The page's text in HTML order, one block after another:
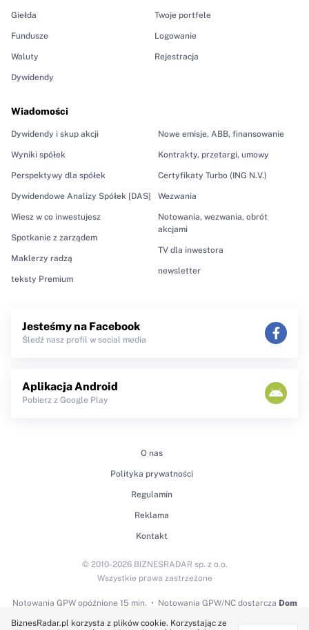
Giełda
Fundusze
Waluty
Dywidendy
Wiadomości
Dywidendy i skup akcji
Wyniki spółek
Perspektywy dla spółek
Dywidendowe Analizy Spółek [DAS]
Wiesz w co inwestujesz
Spotkanie z zarządem
Maklerzy radzą
teksty Premium
Nowe emisje, ABB, finansowanie
Kontrakty, przetargi, umowy
Certyfikaty Turbo (ING N.V.)
Wezwania
Notowania, wezwania, obrót
akcjami
TV dla inwestora
newsletter
Twoje portfele
Logowanie
Rejestracja
Jesteśmy na Facebook
Śledź nasz profil w social media
Aplikacja Android
Pobierz z Google Play
O nas
Polityka prywatności
Regulamin
Reklama
Kontakt
Notowania GPWopóźnione 15 min. Notowania GPW/NC dostarcza Dom
© 2010-2026 BIZNESRADAR sp. z o.o.
Wszystkie prawa zastrzeżone
BiznesRadar.pl korzysta z plików cookie. Korzystając ze